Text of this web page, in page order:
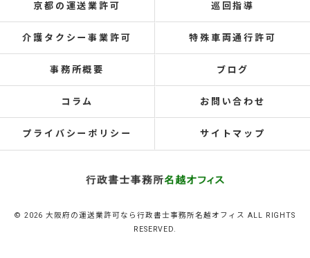
京都の運送業許可 巡回指導
介護タクシー事業許可 特殊車両通行許可
事務所概要 ブログ
コラム お問い合わせ
プライバシーポリシー サイトマップ
© 2026 大阪府の運送業許可なら行政書士事務所名越オフィス ALL RIGHTS
RESERVED.